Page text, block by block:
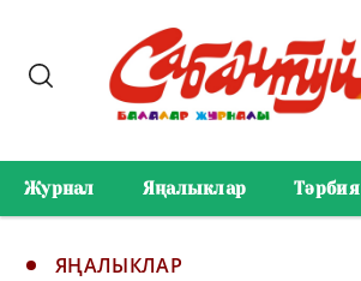
Журнал Яңалыклар Тәрбия
ЯҢАЛЫКЛАР